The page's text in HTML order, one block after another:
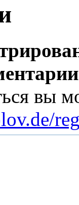
вы